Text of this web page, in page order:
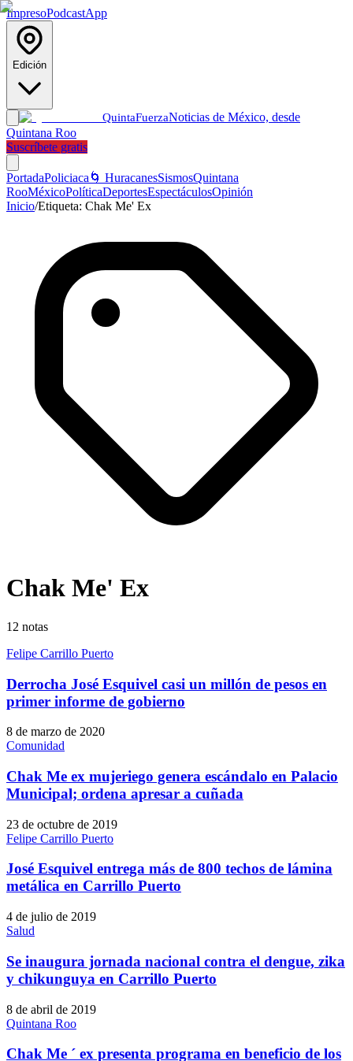
ImpresoPodcastApp
Edición
QuintaFuerzaNoticias de México, desde
Quintana Roo
Suscríbete gratis
PortadaPoliciaca 🌀 HuracanesSismosQuintana
RooMéxicoPolíticaDeportesEspectáculosOpinión
Inicio/Etiqueta: Chak Me' Ex
Chak Me' Ex
12 notas
Felipe Carrillo Puerto
Derrocha José Esquivel casi un millón de pesos en
primer informe de gobierno
8 de marzo de 2020
Comunidad
Chak Me ex mujeriego genera escándalo en Palacio
Municipal; ordena apresar a cuñada
23 de octubre de 2019
Felipe Carrillo Puerto
José Esquivel entrega más de 800 techos de lámina
metálica en Carrillo Puerto
4 de julio de 2019
Salud
Se inaugura jornada nacional contra el dengue, zika
y chikunguya en Carrillo Puerto
8 de abril de 2019
Quintana Roo
Chak Me ´ ex presenta programa en beneficio de los